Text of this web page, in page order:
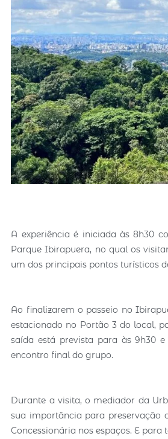
A experiência é iniciada às 8h30
Parque Ibirapuera, no qual os
um dos principais pontos turísticos
Ao finalizarem o passeio no
estacionado no Portão 3 do local,
saída está prevista para às 9h30
encontro final do grupo.
Durante a visita, o mediador da
sua importância para preservação
Concessionária nos espaços. E